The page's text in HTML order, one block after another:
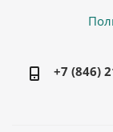
+7 (846)